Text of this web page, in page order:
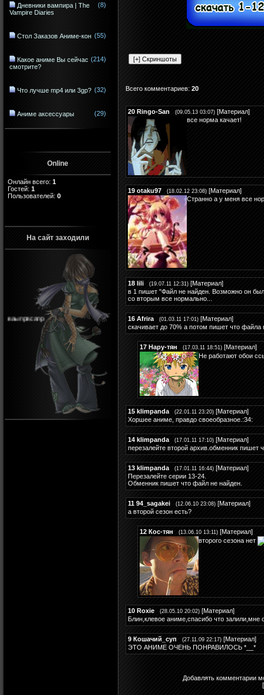
Дневники вампира | The
Vampire Diaries
(8)
Стол Заказов Аниме-кон (55)
Какое аниме Вы сейчас
смотрите?
(214)
Что лучше mp4 или 3gp? (32)
Аниме аксессуары (29)
Online
Онлайн всего: 1
Гостей: 1
Пользователей: 0
На сайт заходили
ваыпрвсапр
Всего комментариев: 20
20 Ringo-San (09.05.13 03:07) [Материал]
все норма качает!
19 otaku97 (18.02.12 23:08) [Материал]
Странно а у меня все
18 lili (19.07.11 12:31) [Материал]
в 1 пишет "Файл не найден. Возможно он
со вторым все нормально...
16 Afrira (01.03.11 17:01) [Материал]
скачивает до 70% а потом пишет что файла
17 Нару-тян (17.03.11 18:51) [Материал]
Не работают обои
15 klimpanda (22.01.11 23:20) [Материал]
Хоршее аниме, правдо своеобразное.:34:
14 klimpanda (17.01.11 17:10) [Материал]
перезалейте второй архив.обменник пишет
13 klimpanda (17.01.11 16:44) [Материал]
Перезалейте серии 13-24.
Обменник пишет что файл не найден.
11 94_sagakei (12.06.10 23:08) [Материал]
а второй сезон есть?
12 Кос-тян (13.06.10 13:11) [Материал]
второго сезона нет
10 Roxie (28.05.10 20:02) [Материал]
Блин,клевое аниме,спасибо что залили,мне
9 Кошачий_суп (27.11.09 22:17) [Материал]
ЭТО АНИМЕ ОЧЕНЬ ПОНРАВИЛОСЬ *__*
Добавлять комментарии